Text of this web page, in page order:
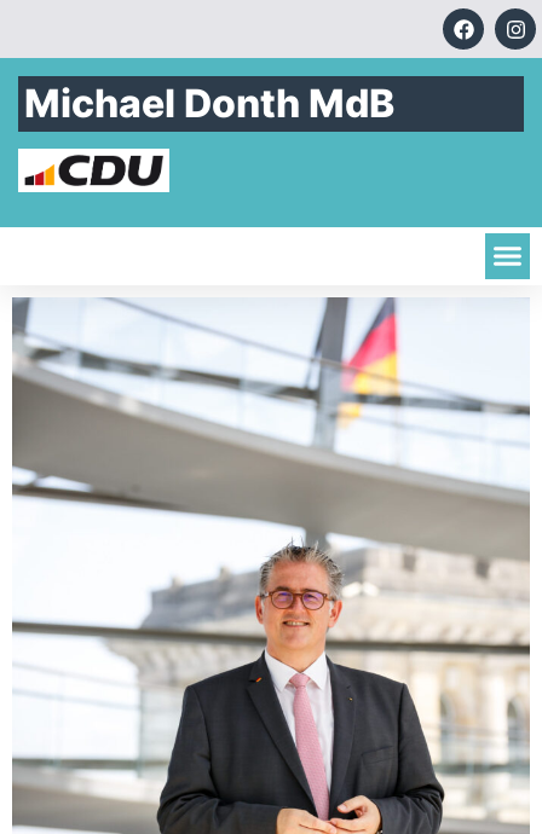
Michael Donth MdB